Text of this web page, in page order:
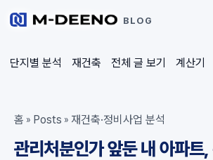
BLOG
단지별 분석 재건축 전체 글 보기 계산기
홈 » Posts » 재건축·정비사업 분석
관리처분인가 앞둔 내 아파트